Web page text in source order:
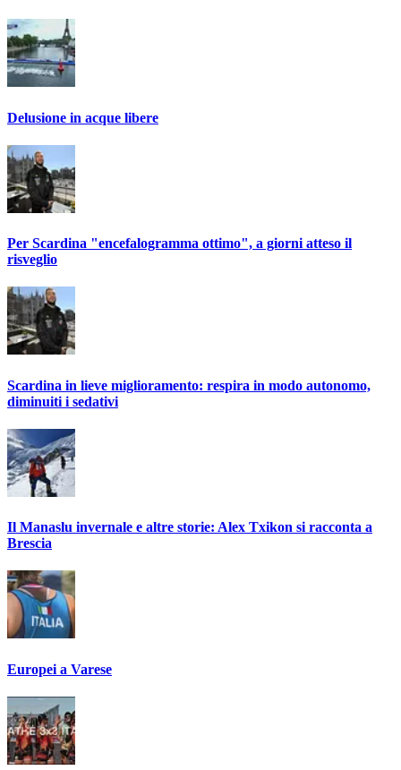
Delusione in acque libere
Per Scardina "encefalogramma ottimo", a giorni atteso il
risveglio
Scardina in lieve miglioramento: respira in modo autonomo,
diminuiti i sedativi
Il Manaslu invernale e altre storie: Alex Txikon si racconta a
Brescia
Europei a Varese